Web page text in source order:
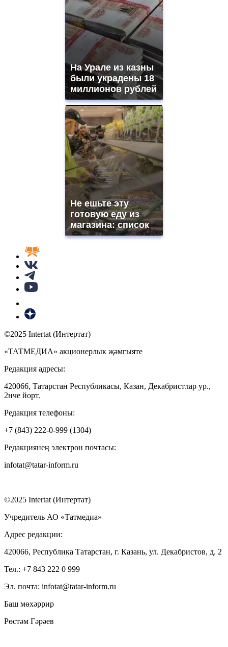
На Урале из казны
были украдены 18
миллионов рублей
Не ешьте эту
готовую еду из
магазина: список
©2025 Intertat (Интертат)
«ТАТМЕДИА» акционерлык җәмгыяте
Редакция адресы:
420066, Татарстан Республикасы, Казан, Декабристлар ур.,
2нче йорт.
Редакция телефоны:
+7 (843) 222-0-999 (1304)
Редакциянең электрон почтасы:
infotat@tatar-inform.ru
©2025 Intertat (Интертат)
Учредитель АО «Татмедиа»
Адрес редакции:
420066, Республика Татарстан, г. Казань, ул. Декабристов, д. 2
Тел.: +7 843 222 0 999
Эл. почта: infotat@tatar-inform.ru
Баш мөхәррир
Рөстәм Гәрәев